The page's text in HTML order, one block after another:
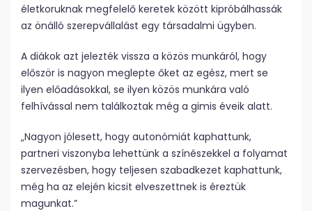
életkoruknak megfelelő keretek között kipróbálhassák
az önálló szerepvállalást egy társadalmi ügyben.
A diákok azt jelezték vissza a közös munkáról, hogy
először is nagyon meglepte őket az egész, mert se
ilyen előadásokkal, se ilyen közös munkára való
felhívással nem találkoztak még a gimis éveik alatt.
„Nagyon jólesett, hogy autonómiát kaphattunk,
partneri viszonyba lehettünk a színészekkel a folyamat
szervezésben, hogy teljesen szabadkezet kaphattunk,
még ha az elején kicsit elveszettnek is éreztük
magunkat.”